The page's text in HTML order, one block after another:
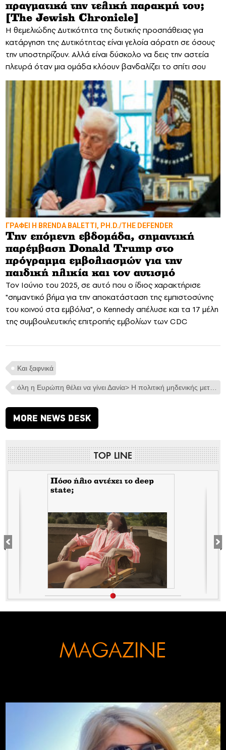
πραγματικά την τελική παρακμή του;
[The Jewish Chronicle]
Η θεμελιώδης Δυτικότητα της δυτικής προσπάθειας για
κατάργηση της Δυτικότητας είναι γελοία αόρατη σε όσους
την υποστηρίζουν. Αλλά είναι δύσκολο να δεις την αστεία
πλευρά όταν μια ομάδα κλόουν βανδαλίζει το σπίτι σου
ΓΡΑΦΕΙ Η BRENDA BALETTI, PH.D./THE DEFENDER
Την επόμενη εβδομάδα, σημαντική
παρέμβαση Donald Trump στο
πρόγραμμα εμβολιασμών για την
παιδική ηλικία και τον αυτισμό
Τον Ιούνιο του 2025, σε αυτό που ο ίδιος χαρακτήρισε
"σημαντικό βήμα για την αποκατάσταση της εμπιστοσύνης
του κοινού στα εμβόλια", ο Kennedy απέλυσε και τα 17 μέλη
της συμβουλευτικής επιτροπής εμβολίων των CDC
Και ξαφνικά
MORE NEWS DESK
TOP LINE
Πόσο ήλιο αντέχει το deep
state;
MAGAZINE